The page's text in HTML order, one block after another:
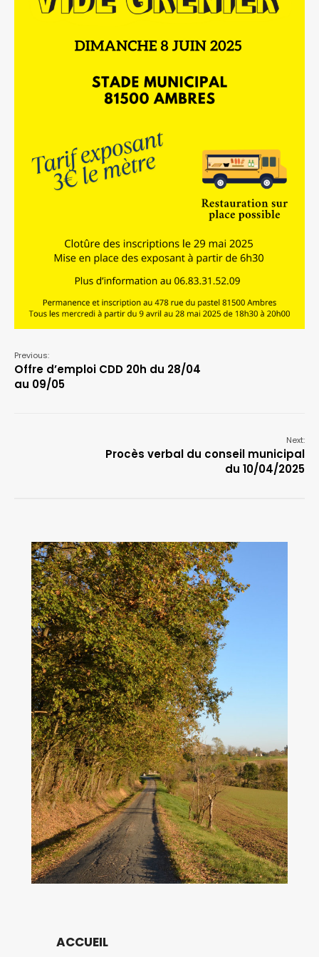
Previous:
Offre d’emploi CDD 20h du 28/04
au 09/05
Next:
Procès verbal du conseil municipal
du 10/04/2025
ACCUEIL